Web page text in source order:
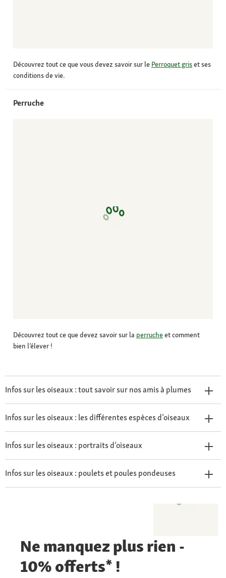
Découvrez tout ce que vous devez savoir sur le Perroquet griset ses
conditions de vie.
Perruche
Découvrez tout ce que devez savoir sur la perrucheet comment
bien l’élever !
Infos sur les oiseaux : tout savoir sur nos amis à plumes
Infos sur les oiseaux : les différentes espèces d’oiseaux
Infos sur les oiseaux : portraits d’oiseaux
Infos sur les oiseaux : poulets et poules pondeuses
Ne manquez plus rien -
10% offerts* !